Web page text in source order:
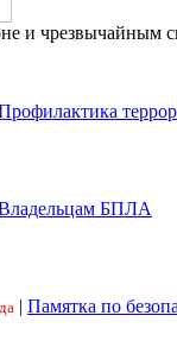
и чрезвычайным
БПЛА
| Памятка по